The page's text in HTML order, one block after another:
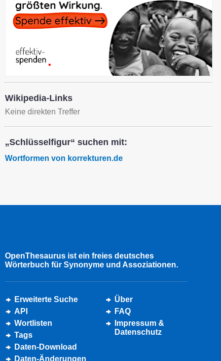
Wikipedia-Links
Keine direkten Treffer
„Schlüsselfigur“ suchen mit:
Wortformen von korrekturen.de
OpenThesaurus ist ein freies deutsches
Wörterbuch für Synonyme und Assoziationen.
Erweiterte Suche
API
Wortlisten
Tags
Daten-Download
Daten-Änderungen
Über
FAQ
Impressum &
Datenschutz